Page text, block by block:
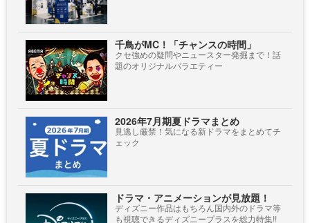
千鳥がMC！「チャンスの時間」
クセ強めの疑問やニュースター発掘まで！話
題のオリジナルバラエティー
2026年7月期夏ドラマまとめ
見逃し厳禁！気になる新ドラマをまとめてチ
ェック
ドラマ・アニメーションが見放題！
ディズニー作品はもちろん国内外のドラマ等
も視聴できるディズニープラスを総力特集!!